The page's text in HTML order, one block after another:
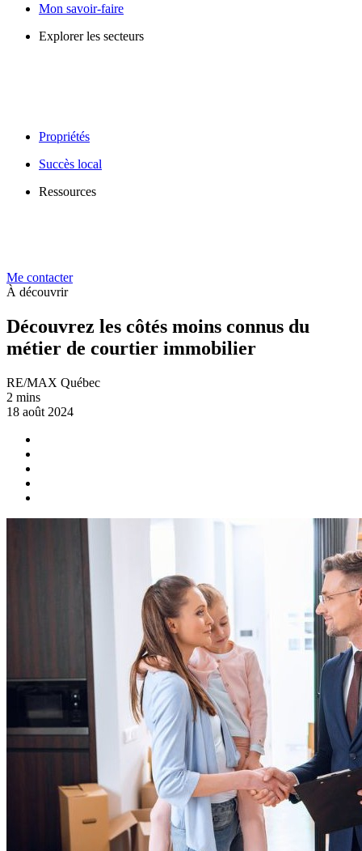
Mon savoir-faire
Explorer les secteurs
Propriétés
Succès local
Ressources
Me contacter
À découvrir
Découvrez les côtés moins connus du
métier de courtier immobilier
RE/MAX Québec
2 mins
18 août 2024